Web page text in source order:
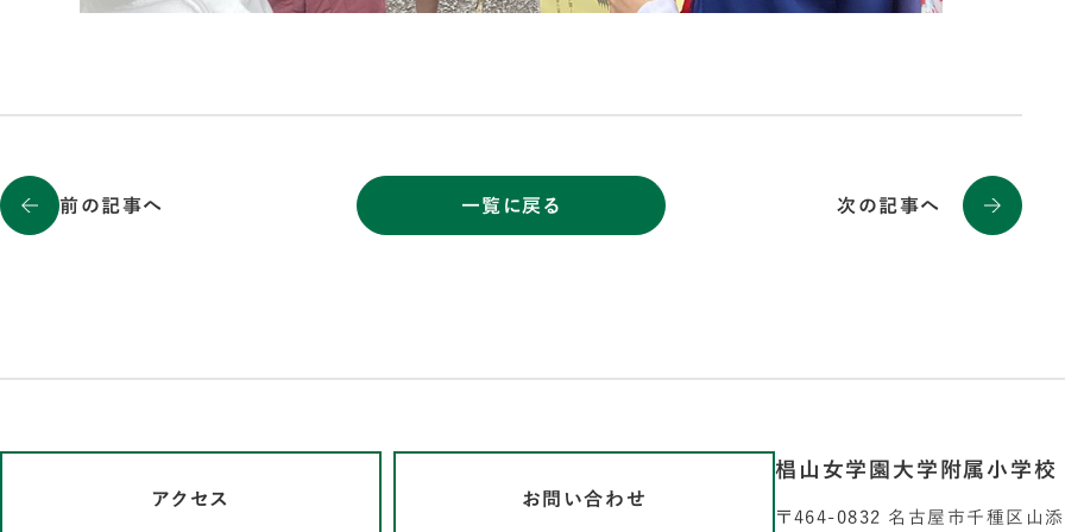
前の記事へ 一覧に戻る 次の記事へ
アクセス お問い合わせ
椙山女学園大学附属小学校
〒464-0832 名古屋市千種区山